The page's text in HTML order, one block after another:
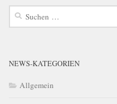
Suchen
NEWS-KATEGORIEN
Allgemein